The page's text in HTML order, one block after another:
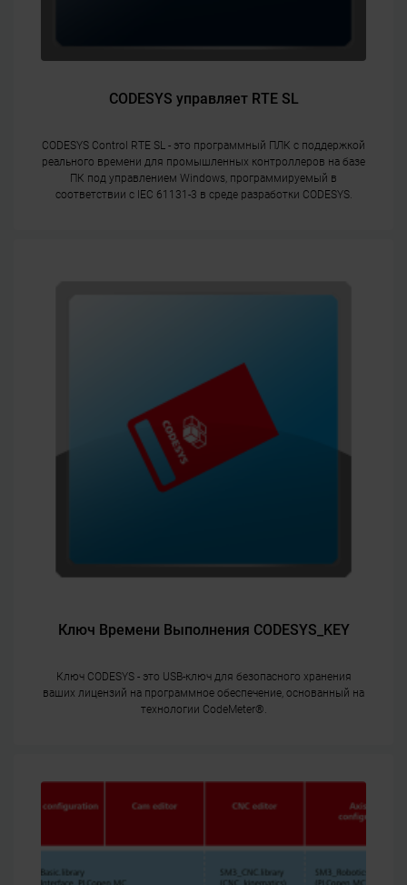
CODESYS управляет RTE SL
CODESYS Control RTE SL - это программный ПЛК с поддержкой
реального времени для промышленных контроллеров на базе
ПК под управлением Windows, программируемый в
соответствии с IEC 61131-3 в среде разработки CODESYS.
Ключ Времени Выполнения CODESYS_KEY
Ключ CODESYS - это USB-ключ для безопасного хранения
ваших лицензий на программное обеспечение, основанный на
технологии CodeMeter®.